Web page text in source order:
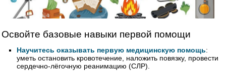
Освойте базовые навыки первой помощи
Научитесь оказывать первую медицинскую помощь:
уметь остановить кровотечение, наложить повязку, провести
сердечно-лёгочную реанимацию (СЛР).